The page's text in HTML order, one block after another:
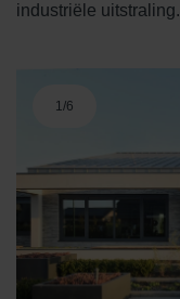
industriële uitstraling.
1/6